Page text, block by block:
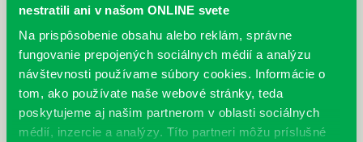
nestratili ani v našom ONLINE svete
Na prispôsobenie obsahu alebo reklám, správne
fungovanie prepojených sociálnych médií a analýzu
návštevnosti používame súbory cookies. Informácie o
tom, ako používate naše webové stránky, teda
poskytujeme aj našim partnerom v oblasti sociálnych
médií, inzercie a analýzy. Títo partneri môžu príslušné